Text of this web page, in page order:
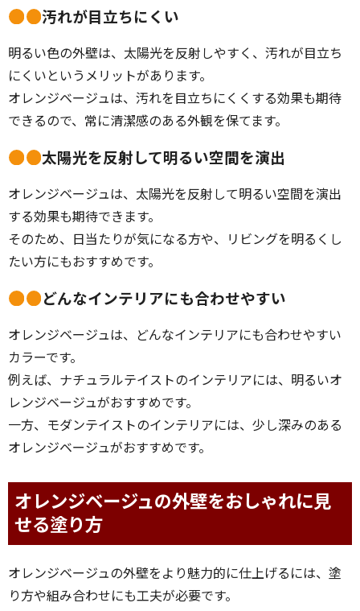
汚れが目立ちにくい
明るい色の外壁は、太陽光を反射しやすく、汚れが目立ち
にくいというメリットがあります。
オレンジベージュは、汚れを目立ちにくくする効果も期待
できるので、常に清潔感のある外観を保てます。
太陽光を反射して明るい空間を演出
オレンジベージュは、太陽光を反射して明るい空間を演出
する効果も期待できます。
そのため、日当たりが気になる方や、リビングを明るくし
たい方にもおすすめです。
どんなインテリアにも合わせやすい
オレンジベージュは、どんなインテリアにも合わせやすい
カラーです。
例えば、ナチュラルテイストのインテリアには、明るいオ
レンジベージュがおすすめです。
一方、モダンテイストのインテリアには、少し深みのある
オレンジベージュがおすすめです。
オレンジベージュの外壁をおしゃれに見
せる塗り方
オレンジベージュの外壁をより魅力的に仕上げるには、塗
り方や組み合わせにも工夫が必要です。